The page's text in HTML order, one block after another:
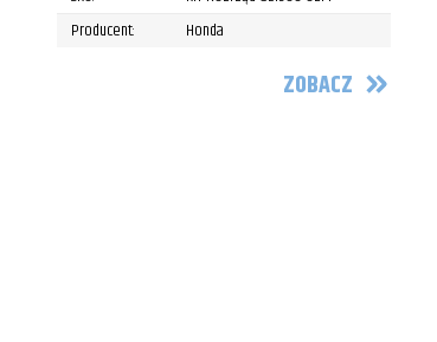
Producent:
Honda
ZOBACZ